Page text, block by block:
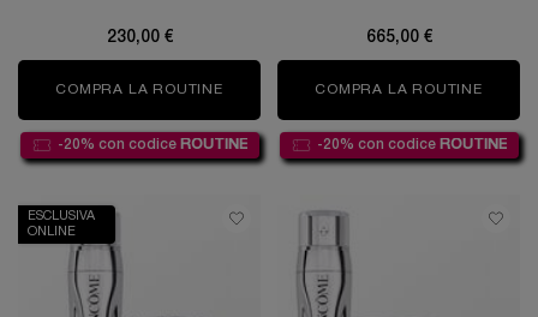
230,00 €
COMPRA LA ROUTINE DUO ANTI-ETÀ SIERO & CREMA OCCHI
-20% con codice ROUTINE
665,00 €
COMPRA LA ROUTINE
-20% con codice ROUTINE
ESCLUSIVA
ONLINE